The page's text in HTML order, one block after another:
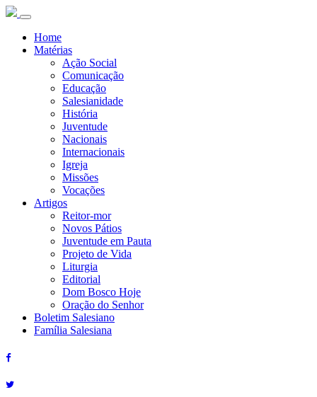
Home
Matérias
Ação Social
Comunicação
Educação
Salesianidade
História
Juventude
Nacionais
Internacionais
Igreja
Missões
Vocações
Artigos
Reitor-mor
Novos Pátios
Juventude em Pauta
Projeto de Vida
Liturgia
Editorial
Dom Bosco Hoje
Oração do Senhor
Boletim Salesiano
Família Salesiana